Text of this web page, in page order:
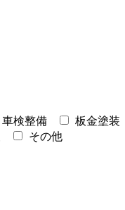
車検整備
板金塗装
その他